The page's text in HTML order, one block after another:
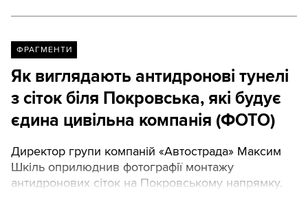
ФРАГМЕНТИ
Як виглядають антидронові тунелі
з сіток біля Покровська, які будує
єдина цивільна компанія (ФОТО)
Директор групи компаній «Автострада» Максим
Шкіль оприлюднив фотографії монтажу
антидронових сіток на Покровському напрямку.